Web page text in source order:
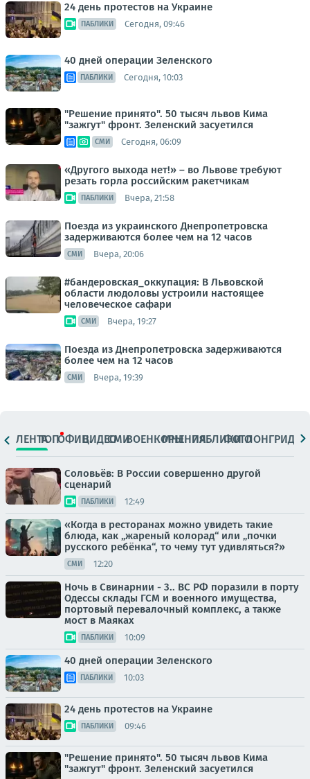
24 день протестов на Украине
ПАБЛИКИ Сегодня, 09:46
40 дней операции Зеленского
ПАБЛИКИ Сегодня, 10:03
"Решение принято". 50 тысяч львов Кима
"зажгут" фронт. Зеленский засуетился
СМИ Сегодня, 06:09
«Другого выхода нет!» – во Львове требуют
резать горла российским ракетчикам
ПАБЛИКИ Вчера, 21:58
Поезда из украинского Днепропетровска
задерживаются более чем на 12 часов
СМИ Вчера, 20:06
#бандеровская_оккупация: В Львовской
области людоловы устроили настоящее
человеческое сафари
СМИ Вчера, 19:27
Поезда из Днепропетровска задерживаются
более чем на 12 часов
СМИ Вчера, 19:39
ЛЕНТАТОПОФИЦ.ВИДЕОСМИВОЕНКОРЫМНЕНИЯПАБЛИКИ
ФОТОЛОНГРИДЫ
Соловьёв: В России совершенно другой
сценарий
ПАБЛИКИ 12:49
«Когда в ресторанах можно увидеть такие
блюда, как „жареный колорад“ или „почки
русского ребёнка“, то чему тут удивляться?»
СМИ 12:20
Ночь в Свинарнии - 3.. ВС РФ поразили в порту
Одессы склады ГСМ и военного имущества,
портовый перевалочный комплекс, а также
мост в Маяках
ПАБЛИКИ 10:09
40 дней операции Зеленского
ПАБЛИКИ 10:03
24 день протестов на Украине
ПАБЛИКИ 09:46
"Решение принято". 50 тысяч львов Кима
"зажгут" фронт. Зеленский засуетился